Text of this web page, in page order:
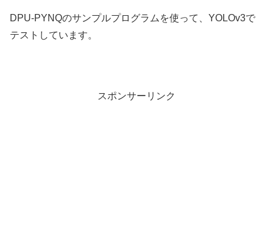
DPU-PYNQのサンプルプログラムを使って、YOLOv3で
テストしています。
スポンサーリンク